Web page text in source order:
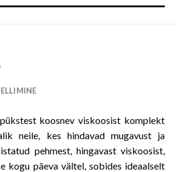
koosnev viskoosist komplekt
neile, kes hindavad mugavust ja
pehmest, hingavast viskoosist,
kogu päeva vältel, sobides ideaalselt